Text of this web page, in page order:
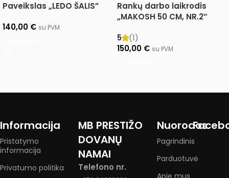
Paveikslas „LEDO ŠALIS”
140,00 € su PVM
Rankų darbo laikrodis
„MAKOSH 50 CM, NR.2″
5
(1)
150,00 € su PVM
Informacija
Pristatymo
informacija
Privatumo politika
MB PRESTIŽO
DOVANŲ
NAMAI
Telefono nr.
Nuorodos
Pagrindinis
Parduotuvė